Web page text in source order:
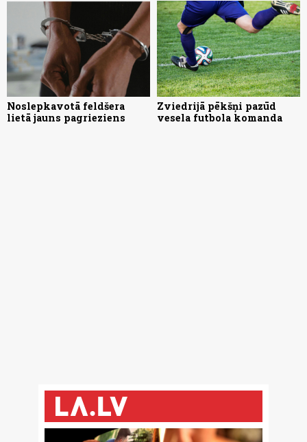
Noslepkavotā feldšera
lietā jauns pagrieziens
Zviedrijā pēkšņi pazūd
vesela futbola komanda